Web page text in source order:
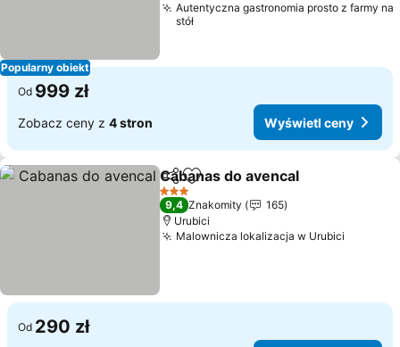
Popularny obiekt
Autentyczna gastronomia prosto z farmy na
stół
Od 999 zł
Zobacz ceny z 4 stron Wyświetl ceny
Udostępnij
Dodaj do ulubionych
Cabanas do avencal
3 Kategoria
9,4 Znakomity
165
Urubici
Malownicza lokalizacja w Urubici
Od 290 zł